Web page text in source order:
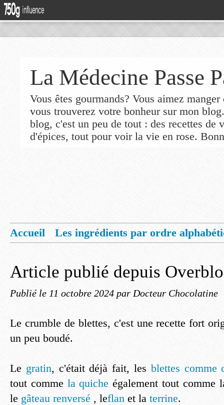
La Médecine Passe
Vous êtes gourmands? Vous aimez
vous trouverez votre bonheur sur mon
blog, c'est un peu de tout : des recettes de
d'épices, tout pour voir la vie en rose.
Accueil
Les ingrédients par ordre
Article publié depuis
Publié le 11 octobre 2024 par Docteur Chocolatine
Le crumble de blettes, c'est une recette fort
un peu boudé.
Le gratin, c'était déjà fait, les blettes comme
tout comme la quiche également tout comme
le gâteau renversé , leflan et la terrine.